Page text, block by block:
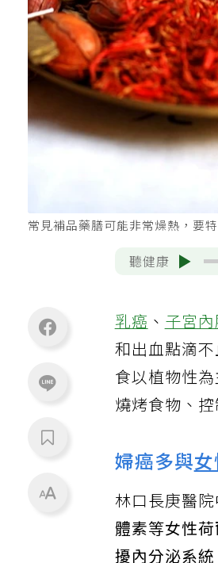
常見補品藥膳可能非常燥熱，要
聽健康
乳癌 、子宮
和出血點滴
食以植物性
燒烤食物、
婦癌多與
林口長庚醫
體素等女性